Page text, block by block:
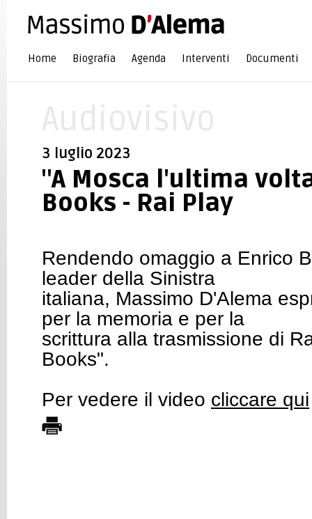
Home Biografia Agenda Interventi Documenti
3 luglio 2023
"A Mosca l'ultima
Books - Rai Play
Rendendo omaggio a Enrico
leader della Sinistra
italiana, Massimo D'Alema
per la memoria e per la
scrittura alla trasmissione di
Books".
Per vedere il video cliccare qui